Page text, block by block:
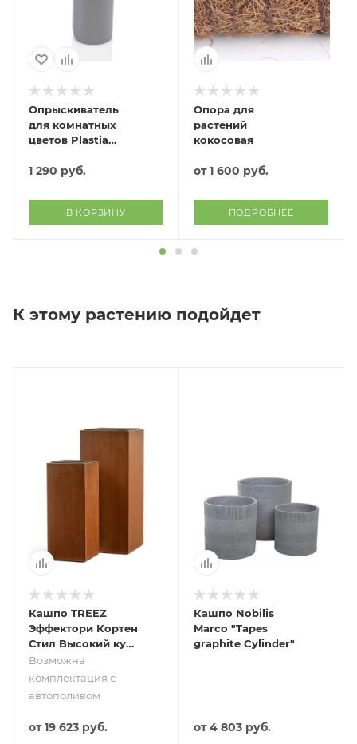
Опрыскиватель
для комнатных
цветов Plastia
1 290 руб.
В КОРЗИНУ
Опора для
растений
кокосовая
от1 600 руб.
ПОДРОБНЕЕ
К этому растению подойдет
Кашпо TREEZ
Эффектори Кортен
Стил Высокий куб
Бархатистая окись
Возможна
комплектация с
автополивом
от19 623 руб.
Кашпо Nobilis
Marco "Tapes
graphite Cylinder"
от4 803 руб.